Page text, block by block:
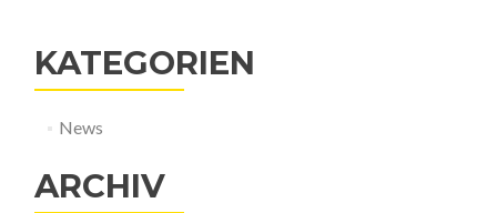
KATEGORIEN
News
ARCHIV